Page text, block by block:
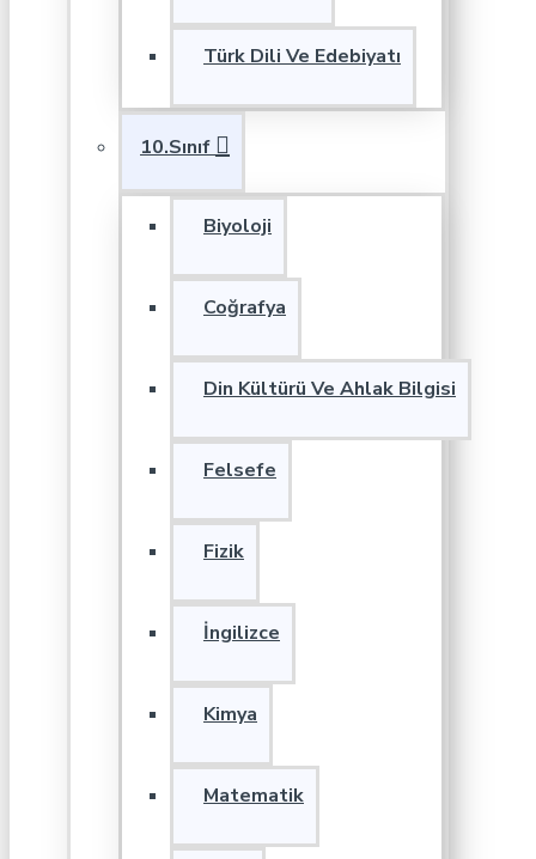
Türk Dili Ve Edebiyatı
10.Sınıf
Biyoloji
Coğrafya
Din Kültürü Ve Ahlak Bilgisi
Felsefe
Fizik
İngilizce
Kimya
Matematik